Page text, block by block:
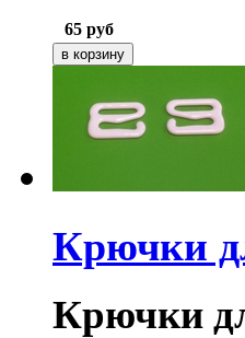
65 руб
Крючки
Крючки